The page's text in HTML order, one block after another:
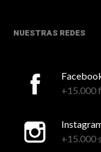
NUESTRAS REDES
+15.000
+15.000